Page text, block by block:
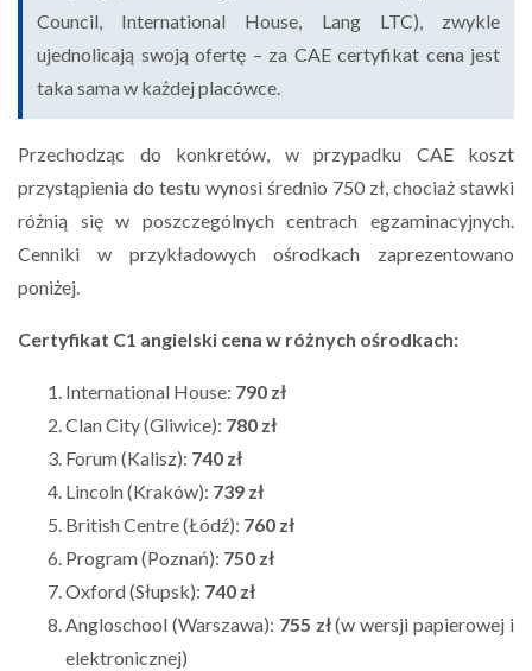
Council, International House, Lang LTC), zwykle
ujednolicają swoją ofertę – za CAE certyfikat cena jest
taka sama w każdej placówce.
Przechodząc do konkretów, w przypadku CAE koszt
przystąpienia do testu wynosi średnio 750 zł, chociaż stawki
różnią się w poszczególnych centrach egzaminacyjnych.
Cenniki w przykładowych ośrodkach zaprezentowano
poniżej.
Certyfikat C1 angielski cena w różnych ośrodkach:
International House: 790 zł
Clan City (Gliwice): 780 zł
Forum (Kalisz): 740 zł
Lincoln (Kraków): 739 zł
British Centre (Łódź): 760 zł
Program (Poznań): 750 zł
Oxford (Słupsk): 740 zł
Angloschool (Warszawa): 755 zł(w wersji papierowej i
elektronicznej)